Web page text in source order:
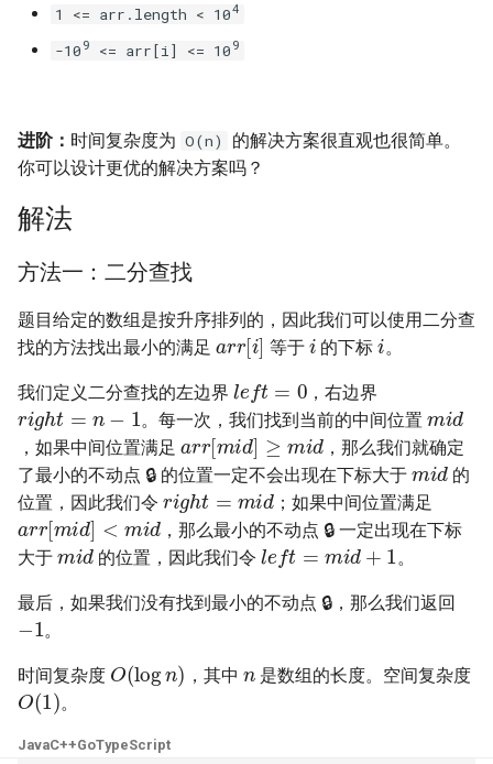
18. 删除链表的节点
20. 表示数值的字符串
21. 调整数组顺序使奇数位于
偶数前面
22. 链表中倒数第 k 个节点
24. 反转链表
26. 树的子结构
27. 二叉树的镜像
28. 对称的二叉树
30. 包含 min 函数的栈
31. 栈的压入、弹出序列
32.1. 从上到下打印二叉树
16. 不含重复字符的最长子字
符串
串
18. 有效的回文
19. 最多删除一个字符得到回
文
20. 回文子字符串的个数
点
22. 链表中环的入口节点
23. 两个链表的第一个重合节
点
25. 链表中的两数相加
26. 重排链表
27. 回文链表
2.8. 环路检测
3.2. 栈的最小值
3.3. 堆盘子
3.4. 化栈为队
3.5. 栈排序
3.6. 动物收容所
4.1. 节点间通路
4.2. 最小高度树
4.3. 特定深度节点链表
4.4. 检查平衡性
4.5. 合法二叉搜索树
4.6. 后继者
4.8. 首个共同祖先
1 <= arr.length < 104
-10 9 <= arr[i] <= 10 9
进阶： 时间复杂度为 O(n)
的解决方案很直观也很简单。
你可以设计更优的解决方案吗？
解法
方法一：二分查找
题目给定的数组是按升序排列的，因此我们可以使用二分查
找的方法找出最小的满足
arr[i
等于
i
的下标
i
。
我们定义二分查找的左边界 ，右边界
right=n−1
。每一次，我们找到当前的中间位置
，如果中间位置满足
arr[ mid]≥mid
，那么我们就确定
了最小的不动点 🔒 的位置一定不会出现在下标大于
mid
的
位置，因此我们令
right=mid
；如果中间位置满足
arr[ mid]<mid
，那么最小的不动点 🔒 一定出现在下标
大于
mid
的位置，因此我们令
left=mid+1
。
最后，如果我们没有找到最小的不动点 🔒，那么我们返回
−1
。
时间复杂度
O (log n
，其中 是数组的长度。空间复杂度
O(1)
。
JavaC++GoTypeScript